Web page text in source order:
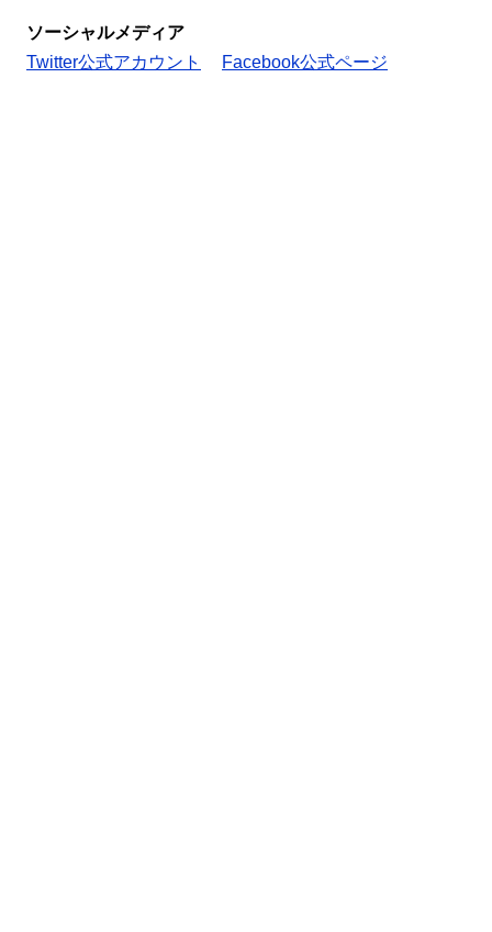
ソーシャルメディア
Twitter公式アカウント
Facebook公式ページ